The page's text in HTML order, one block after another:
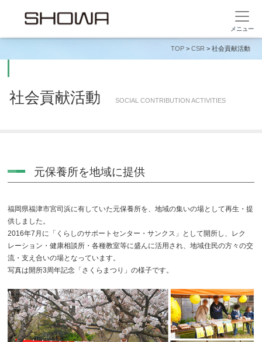
TOP > CSR > 社会貢献活動
社会貢献活動 SOCIAL CONTRIBUTION ACTIVITIES
元保養所を地域に提供
福岡県福津市宮司浜に有していた元保養所を、地域の集いの場として再生・提
供しました。
2016年7月に「くらしのサポートセンター・サンクス」として開所し、レク
レーション・健康相談所・各種教室等に盛んに活用され、地域住民の方々の交
流・支え合いの場となっています。
写真は開所3周年記念「さくらまつり」の様子です。